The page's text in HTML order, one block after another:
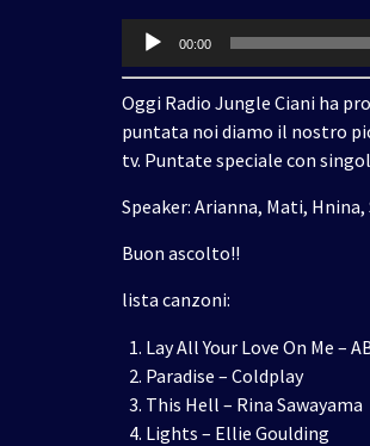
Audio
Player
00:00
Oggi Radio Jungle Ciani ha
puntata noi diamo il nostro
tv. Puntate speciale con
Speaker: Arianna, Mati,
Buon ascolto!!
lista canzoni:
Lay All Your Love On Me –
Paradise – Coldplay
This Hell – Rina Sawayama
Lights – Ellie Goulding